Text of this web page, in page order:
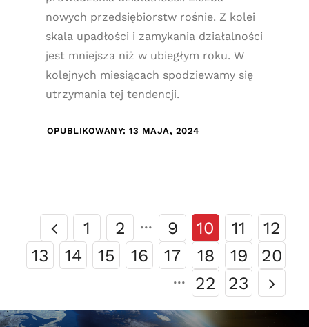
nowych przedsiębiorstw rośnie. Z kolei
skala upadłości i zamykania działalności
jest mniejsza niż w ubiegłym roku. W
kolejnych miesiącach spodziewamy się
utrzymania tej tendencji.
OPUBLIKOWANY: 13 MAJA, 2024
1 2 ··· 9 10 11
12
13
14 15 16 17 18 19
20
··· 22 23